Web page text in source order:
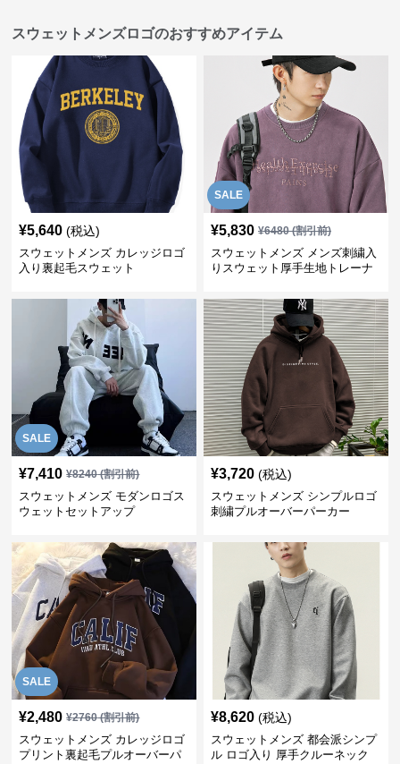
スウェットメンズロゴのおすすめアイテム
¥5,640 (税込)
スウェットメンズ カレッジロゴ
入り裏起毛スウェット
SALE
¥5,830 ¥6480(割引前)
スウェットメンズ メンズ刺繍入
りスウェット厚手生地トレーナ
SALE
¥7,410 ¥8240(割引前)
スウェットメンズ モダンロゴス
ウェットセットアップ
¥3,720 (税込)
スウェットメンズ シンプルロゴ
刺繍プルオーバーパーカー
SALE
¥2,480 ¥2760(割引前)
スウェットメンズ カレッジロゴ
プリント裏起毛プルオーバーパ
¥8,620 (税込)
スウェットメンズ 都会派シンプ
ル ロゴ入り 厚手クルーネック